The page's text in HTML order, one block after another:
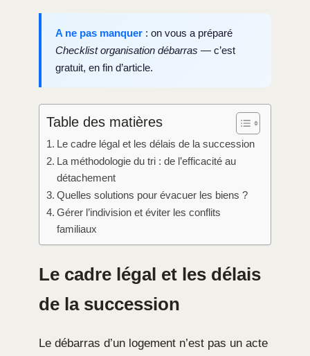
A ne pas manquer : on vous a préparé
Checklist organisation débarras — c’est
gratuit, en fin d’article.
Table des matières
Le cadre légal et les délais de la succession
La méthodologie du tri : de l’efficacité au
détachement
Quelles solutions pour évacuer les biens ?
Gérer l’indivision et éviter les conflits
familiaux
Le cadre légal et les délais
de la succession
Le débarras d’un logement n’est pas un acte